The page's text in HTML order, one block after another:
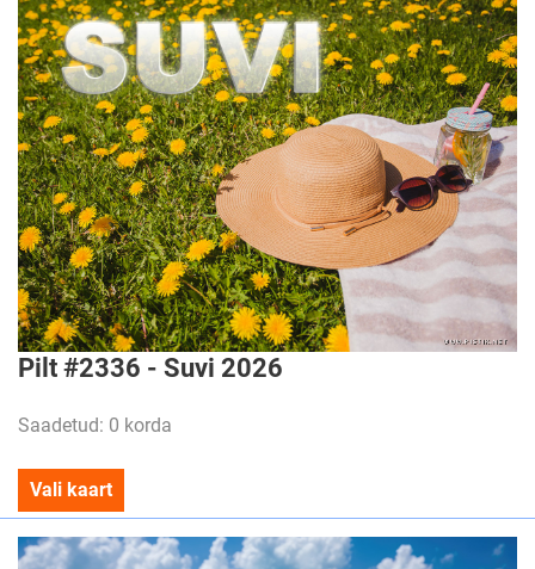
Pilt #2336 - Suvi 2026
Saadetud: 0 korda
Vali kaart